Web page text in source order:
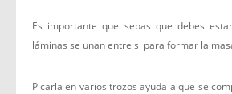
Es importante que sepas que debes
láminas se unan entre si para formar la
Picarla en varios trozos ayuda a que se